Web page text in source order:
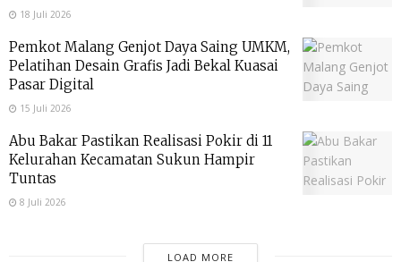
18 Juli 2026
Pemkot Malang Genjot Daya Saing UMKM,
Pelatihan Desain Grafis Jadi Bekal Kuasai
Pasar Digital
15 Juli 2026
Abu Bakar Pastikan Realisasi Pokir di 11
Kelurahan Kecamatan Sukun Hampir
Tuntas
8 Juli 2026
LOAD MORE